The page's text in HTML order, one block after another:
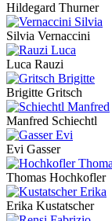
Hildegard Thurner
Silvia Vernaccini
Luca Rauzi
Brigitte Gritsch
Manfred Schiechtl
Evi Gasser
Thomas Hochkofler
Erika Kustatscher